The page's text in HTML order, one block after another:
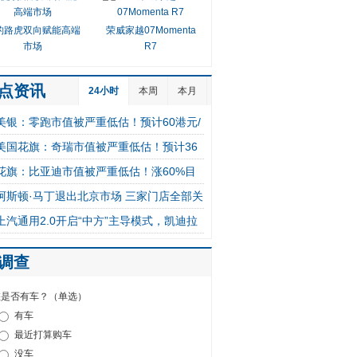
路虎双向赋能高端
市场
荣威家越07Momenta
R7
资讯
银：零跑市值被严重低估！预计60港元/
国花旗：奇瑞市值被严重低估！预计36
元/股
旗：比亚迪市值被严重低估！涨60%目
价142港元
斯顿·马丁退出北京市场 三家门店全部关
汽通用2.0开启“中方”主导模式，凯迪拉
变中国研发
24小时 本周 本月